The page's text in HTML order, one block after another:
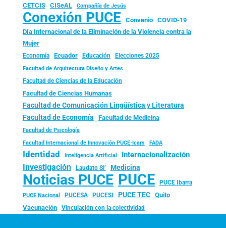
CETCIS CISeAL Compañía de Jesús
Conexión PUCE Convenio
COVID-19
Día Internacional de la Eliminación de la Violencia contra la
Mujer
Economía Ecuador Educación Elecciones 2025
Facultad de Arquitectura Diseño y Artes
Facultad de Ciencias de la Educación
Facultad de Ciencias Humanas
Facultad de Comunicación Lingüística y Literatura
Facultad de Economía Facultad de Medicina
Facultad de Psicología
Facultad Internacional de Innovación PUCE-Icam FADA
Identidad Inteligencia Artificial Internacionalización
Investigación Laudato Si’ Medicina
Noticias PUCE PUCE PUCE Ibarra
PUCE Nacional PUCESA PUCESI PUCE TEC
Quito
Vacunación
Vinculación con la colectividad